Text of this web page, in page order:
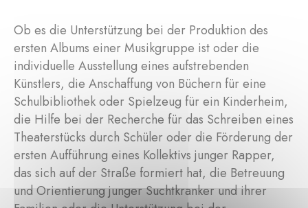
Ob es die Unterstützung bei der Produktion des
ersten Albums einer Musikgruppe ist oder die
individuelle Ausstellung eines aufstrebenden
Künstlers, die Anschaffung von Büchern für eine
Schulbibliothek oder Spielzeug für ein Kinderheim,
die Hilfe bei der Recherche für das Schreiben eines
Theaterstücks durch Schüler oder die Förderung der
ersten Aufführung eines Kollektivs junger Rapper,
das sich auf der Straße formiert hat, die Betreuung
und Orientierung junger Suchtkranker und ihrer